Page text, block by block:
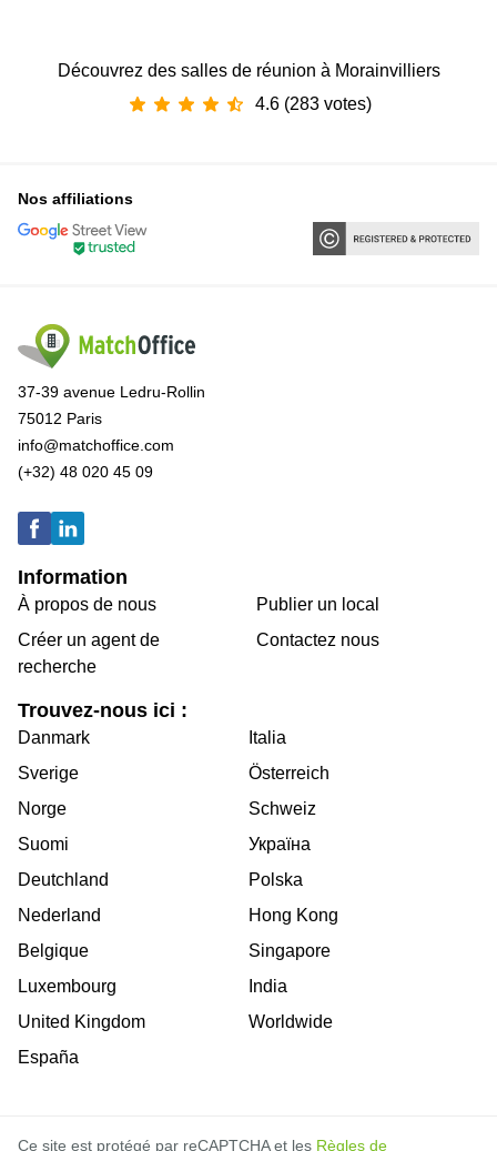
Découvrez des salles de réunion à Morainvilliers
4.6 (283 votes)
Nos affiliations
37-39 avenue Ledru-Rollin
75012 Paris
info@matchoffice.com
(+32) 48 020 45 09
Information
À propos de nous
Créer un agent de
recherche
Publier un local
Contactez nous
Trouvez-nous ici :
Danmark
Sverige
Norge
Suomi
Deutchland
Nederland
Belgique
Luxembourg
United Kingdom
España
Italia
Österreich
Schweiz
Україна
Polska
Hong Kong
Singapore
India
Worldwide
Ce site est protégé par reCAPTCHA et les Règles de